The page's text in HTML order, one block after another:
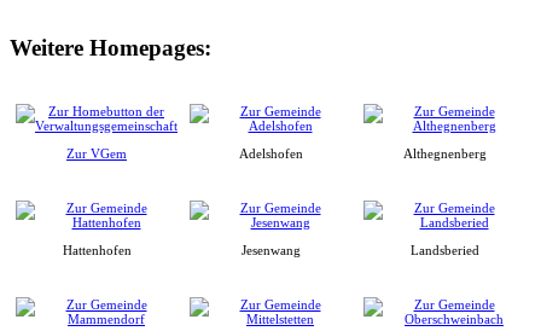
Weitere Homepages:
Zur VGem Adelshofen Althegnenberg
Hattenhofen Jesenwang Landsberied